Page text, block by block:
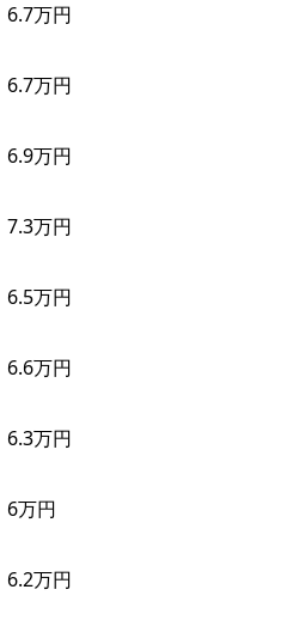
6.7万円
6.7万円
6.9万円
7.3万円
6.5万円
6.6万円
6.3万円
6万円
6.2万円